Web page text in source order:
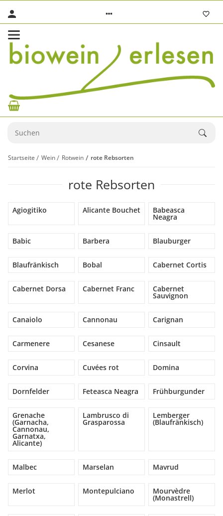
Startseite Wein Rotwein rote Rebsorten
rote Rebsorten
Agiogitiko Alicante Bouchet Babeasca
Neagra
Babic Barbera Blauburger
Blaufränkisch Bobal Cabernet Cortis
Cabernet Dorsa Cabernet Franc Cabernet
Sauvignon
Canaiolo Cannonau Carignan
Carmenere Cesanese Cinsault
Corvina Cuvées rot Domina
Dornfelder Feteasca Neagra Frühburgunder
Grenache
(Garnacha,
Cannonau,
Garnatxa,
Alicante)
Lambrusco di
Grasparossa
Lemberger
(Blaufränkisch)
Malbec Marselan Mavrud
Merlot Montepulciano Mourvèdre
(Monastrell)